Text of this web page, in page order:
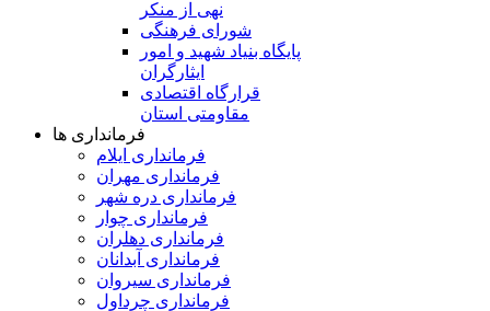
نهی از منکر
شورای فرهنگی
پایگاه بنیاد شهید و امور
ایثارگران
قرارگاه اقتصادی
مقاومتی استان
فرمانداری ها
فرمانداری ایلام
فرمانداری مهران
فرمانداری دره شهر
فرمانداری چوار
فرمانداری دهلران
فرمانداری آبدانان
فرمانداری سیروان
فرمانداری چرداول